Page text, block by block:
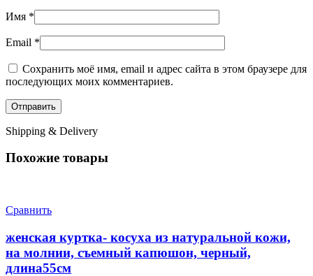
Имя *
Email *
Сохранить моё имя, email и адрес сайта в этом браузере для
последующих моих комментариев.
Shipping & Delivery
Похожие товары
Сравнить
женская куртка- косуха из натуральной кожи,
на молнии, съемный капюшон, черный,
длина55см